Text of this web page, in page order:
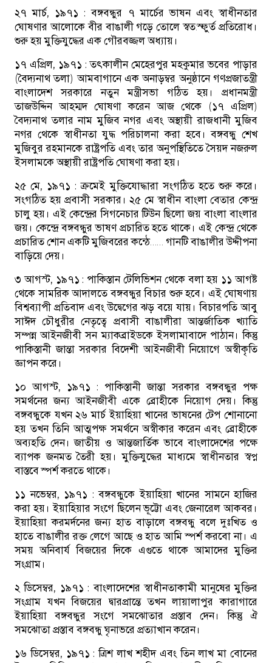
২৭ মার্চ, ১৯৭১ : বঙ্গবন্ধুর ৭ মার্চের ভাষন এবং স্বাধীনতার
ঘোষণার আলোকে বীর বাঙালী গড়ে তোলে স্বত:স্ফুর্ত প্রতিরোধ।
শুরু হয় মুক্তিযুদ্ধের এক গৌরবজ্জল অধ্যায়।
১৭ এপ্রিল, ১৯৭১ : তৎকালীন মেহেরপুর মহকুমার ভবের পাড়ার
(বৈদ্যনাথ তলা) আমবাগানে এক অনাড়ম্বর অনুষ্ঠানে গণপ্রজাতন্ত্রী
বাংলাদেশ সরকারে নতুন মন্ত্রীসভা গঠিত হয়। প্রধানমন্ত্রী
তাজউদ্দিন আহম্মদ ঘোষণা করেন আজ থেকে (১৭ এপ্রিল)
বৈদ্যনাথ তলার নাম মুজিব নগর এবং অস্থায়ী রাজধানী মুজিব
নগর থেকে স্বাধীনতা যুদ্ধ পরিচালনা করা হবে। বঙ্গবন্ধু শেখ
মুজিবুর রহমানকে রাষ্ট্রপতি এবং তার অনুপস্থিতিতে সৈয়দ নজরুল
ইসলামকে অস্থায়ী রাষ্ট্রপতি ঘোষণা করা হয়।
২৫ মে, ১৯৭১ : ক্রমেই মুক্তিযোদ্ধারা সংগঠিত হতে শুরু করে।
সংগঠিত হয় প্রবাসী সরকার। ২৫ মে স্বাধীন বাংলা বেতার কেন্দ্র
চালু হয়। এই কেন্দ্রের সিগনেচার টিউন ছিলো জয় বাংলা বাংলার
জয়। কেন্দ্রে বঙ্গবন্ধুর ভাষণ প্রচারিত হতে থাকে। এই কেন্দ্র থেকে
প্রচারিত শোন একটি মুজিবরের কন্ঠে…… গানটি বাঙালীর উদ্দীপনা
বাড়িয়ে দেয়।
৩ আগস্ট, ১৯৭১ : পাকিস্তান টেলিভিশন থেকে বলা হয় ১১ আগষ্ট
থেকে সামরিক আদালতে বঙ্গবন্ধুর বিচার শুরু হবে। এই ঘোষণায়
বিশ্বব্যাপী প্রতিবাদ এবং উদ্বেগের ঝড় বয়ে যায়। বিচারপতি আবু
সাঈদ চৌধুরীর নেতৃত্বে প্রবাসী বাঙালীরা আন্তর্জাতিক খ্যাতি
সম্পন্ন আইনজীবী সন ম্যাকব্রাইডকে ইসলামাবাদে পাঠান। কিন্তু
পাকিস্তানী জান্তা সরকার বিদেশী আইনজীবী নিয়োগে অস্বীকৃতি
জ্ঞাপন করে।
১০ আগস্ট, ১৯৭১ : পাকিস্তানী জান্তা সরকার বঙ্গবন্ধুর পক্ষ
সমর্থনের জন্য আইনজীবী একে ব্রোহীকে নিয়োগ দেয়। কিন্তু
বঙ্গবন্ধুকে যখন ২৬ মার্চ ইয়াহিয়া খানের ভাষনের টেপ শোনানো
হয় তখন তিনি আত্মপক্ষ সমর্থনে অস্বীকার করেন এবং ব্রোহীকে
অব্যহতি দেন। জাতীয় ও আন্তজার্তিক ভাবে বাংলাদেশের পক্ষে
ব্যাপক জনমত তৈরী হয়। মুক্তিযুদ্ধের মাধ্যমে স্বাধীনতার স্বপ্ন
বাস্তবে স্পর্শ করতে থাকে।
১১ নভেম্বর, ১৯৭১ : বঙ্গবন্ধুকে ইয়াহিয়া খানের সামনে হাজির
করা হয়। ইয়াহিয়ার সংগে ছিলেন ভূট্টো এবং জেনারেল আকবর।
ইয়াহিয়া করমর্দনের জন্য হাত বাড়ালে বঙ্গবন্ধু বলে দুঃখিত ও
হাতে বাঙালীর রক্ত লেগে আছে ও হাত আমি স্পর্শ করবো না। এ
সময় অনিবার্য বিজয়ের দিকে এগুতে থাকে আমাদের মুক্তির
সংগ্রাম।
২ ডিসেম্বর, ১৯৭১ : বাংলাদেশের স্বাধীনতাকামী মানুষের মুক্তির
সংগ্রাম যখন বিজয়ের দ্বারপ্রান্তে তখন লায়ালাপুর কারাগারে
ইয়াহিয়া বঙ্গবন্ধুর সংগে সমঝোতার প্রস্তাব দেন। কিন্তু ঐ
সমঝোতা প্রস্তাব বঙ্গবন্ধু ঘৃনাভরে প্রত্যাখান করেন।
১৬ ডিসেম্বর, ১৯৭১ : ত্রিশ লাখ শহীদ এবং তিন লাখ মা বোনের